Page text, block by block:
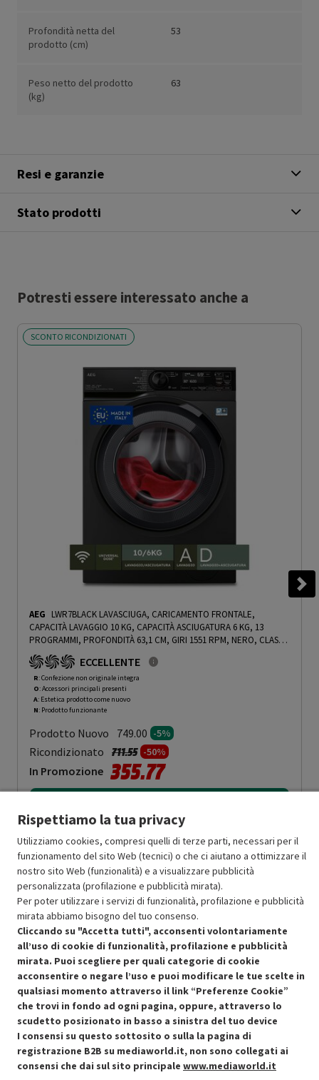
Profondità netta del
prodotto (cm)
53
Peso netto del prodotto
(kg)
63
Resi e garanzie
Stato prodotti
Potresti essere interessato anche a
SCONTO RICONDIZIONATI
AEG LWR7BLACK LAVASCIUGA, CARICAMENTO FRONTALE,
CAPACITÀ LAVAGGIO 10 KG, CAPACITÀ ASCIUGATURA 6 KG, 13
PROGRAMMI, PROFONDITÀ 63,1 CM, GIRI 1551 RPM, NERO, CLASSE
D - PRMG GRADING ROAN - 5%
ECCELLENTE
R: Confezione non originale integra
O: Accessori principali presenti
A: Estetica prodotto come nuovo
N: Prodotto funzionante
Prodotto Nuovo 749.00 -5%
Ricondizionato Prezzo ridotto da
711.55a-50%
In Promozione 355.77
SCONTO RICONDIZIONATI
Approfitta dello sconto del 50% sul prodotto ricondizionato.
Condizioni generali di vendita
Cookie Policy
Preferenze cookie
Recedere dal contratto qui
Rispettiamo la tua privacy
Utilizziamo cookies, compresi quelli di terze parti, necessari per il
funzionamento del sito Web (tecnici) o che ci aiutano a ottimizzare il
nostro sito Web (funzionalità) e a visualizzare pubblicità
personalizzata (profilazione e pubblicità mirata).
Per poter utilizzare i servizi di funzionalità, profilazione e pubblicità
mirata abbiamo bisogno del tuo consenso.
Cliccando su "Accetta tutti", acconsenti volontariamente
all’uso di cookie di funzionalità, profilazione e pubblicità
mirata. Puoi scegliere per quali categorie di cookie
acconsentire o negare l’uso e puoi modificare le tue scelte in
qualsiasi momento attraverso il link “Preferenze Cookie”
che trovi in fondo ad ogni pagina, oppure, attraverso lo
scudetto posizionato in basso a sinistra del tuo device
I consensi su questo sottosito o sulla la pagina di
registrazione B2B su mediaworld.it, non sono collegati ai
consensi che dai sul sito principale www.mediaworld.it